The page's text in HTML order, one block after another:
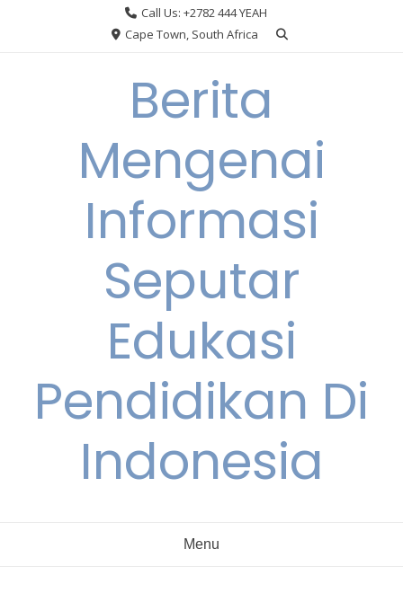
Call Us: +2782 444 YEAH
Cape Town, South Africa
Berita
Mengenai
Informasi
Seputar
Edukasi
Pendidikan Di
Indonesia
Menu